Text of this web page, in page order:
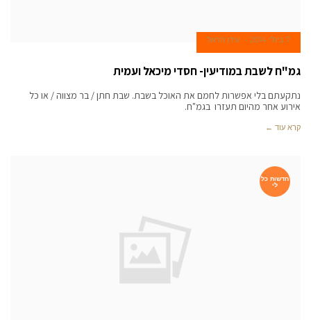
7 ביולי 2014 עידן הראל
גמ"ח לשבת במודיעין- חסדי מיכאל ועמית
נתקעתם בלי אפשרות לחמם את האוכל בשבת. שבת חתן / בר מצווה / או כל
אירוע אחר מהיום תעזרו בגמ"ח.
קרא עוד ←
חדשות כל
לי